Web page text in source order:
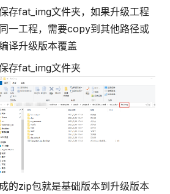
存fat_img文件夹，如果升级工程
一工程，需要copy到其他路径或
译升级版本覆盖
存fat_img文件夹
的zip包就是基础版本到升级版本